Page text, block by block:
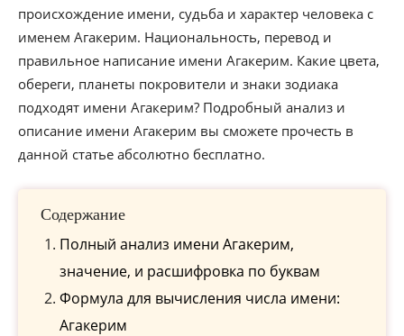
происхождение имени, судьба и характер человека с
именем Агакерим. Национальность, перевод и
правильное написание имени Агакерим. Какие цвета,
обереги, планеты покровители и знаки зодиака
подходят имени Агакерим? Подробный анализ и
описание имени Агакерим вы сможете прочесть в
данной статье абсолютно бесплатно.
Содержание
Полный анализ имени Агакерим,
значение, и расшифровка по буквам
Формула для вычисления числа имени:
Агакерим